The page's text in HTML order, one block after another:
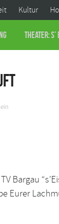
Kultur
Theater:
Bargau
Eurer